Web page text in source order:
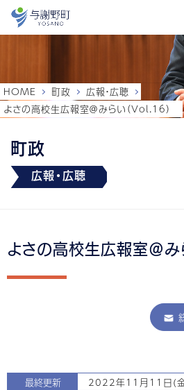
町政
広報・広聴
HOME 町政
広報・広聴
よさの高校生広報室＠みらい（Vol.16）
よさの高校生広報室＠み
最終更新 2022年11月11日(